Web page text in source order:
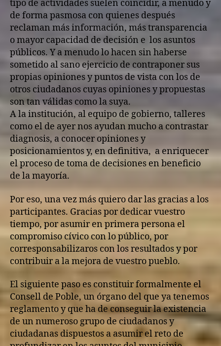
tipo de actividades suelen coincidir, a menudo y
de forma pasmosa con quienes después
reclaman más información, más transparencia
o mayor capacidad de decisión e los asuntos
públicos. Y a menudo lo hacen sin haberse
sometido al sano ejercicio de contraponer sus
propias opiniones y puntos de vista con los de
otros ciudadanos cuyas opiniones y propuestas
son tan válidas como la suya.
A la institución, al equipo de gobierno, talleres
como el de ayer nos ayudan mucho a contrastar
diagnosis, a conocer opiniones y
posicionamientos y, en definitiva, a enriquecer
el proceso de toma de decisiones en beneficio
de la mayoría.
Por eso, una vez más quiero dar las gracias a los
participantes. Gracias por dedicar vuestro
tiempo, por asumir en primera persona el
compromiso cívico con lo público, por
corresponsabilizaros con los resultados y por
contribuir a la mejora de vuestro pueblo.
El siguiente paso es constituir formalmente el
Consell de Poble, un órgano del que ya tenemos
reglamento y que ha de conseguir la existencia
de un numeroso grupo de ciudadanos y
ciudadanas dispuestos a asumir el reto de